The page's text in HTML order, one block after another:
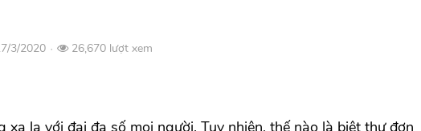
3/2020 ● 26,670 lượt xem
xa lạ với đại đa số mọi người. Tuy nhiên, thế nào là biệt thự đơn